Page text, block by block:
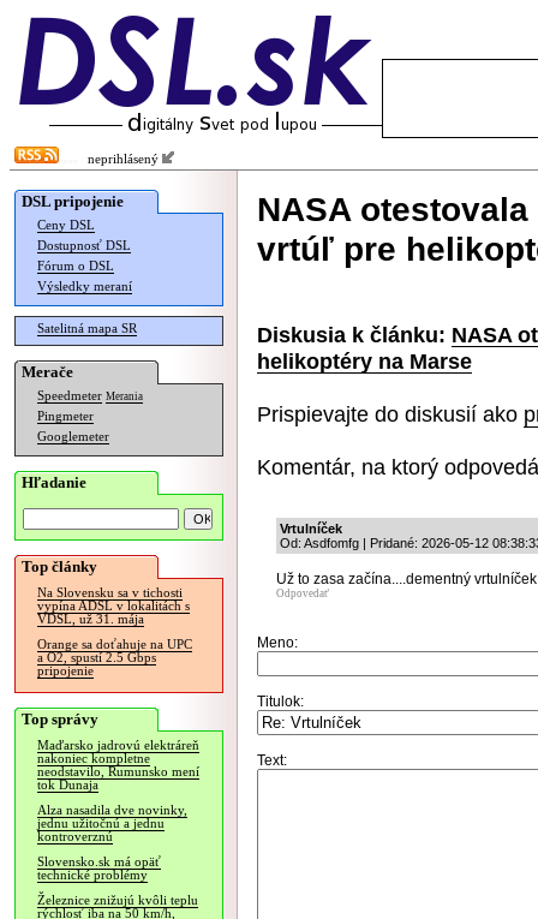
neprihlásený
DSL pripojenie
Ceny DSL
Dostupnosť DSL
Fórum o DSL
Výsledky meraní
Satelitná mapa SR
Merače
Speedmeter Merania
Pingmeter
Googlemeter
Hľadanie
Top články
Na Slovensku sa v tichosti
vypína ADSL v lokalitách s
VDSL, už 31. mája
Orange sa doťahuje na UPC
a O2, spustí 2.5 Gbps
pripojenie
Top správy
Maďarsko jadrovú elektráreň
nakoniec kompletne
neodstavilo, Rumunsko mení
tok Dunaja
Alza nasadila dve novinky,
jednu užitočnú a jednu
kontroverznú
Slovensko.sk má opäť
technické problémy
Železnice znižujú kvôli teplu
rýchlosť iba na 50 km/h,
NASA
vrtúľ pre
Diskusia k článku: NASA
helikoptéry na Marse
Prispievajte do diskusií ako
Komentár, na ktorý
Vrtulníček
Od: Asdfomfg | Pridané: 2026-05-12
Už to zasa začína....dementný
Odpovedať
Meno:
Titulok:
Text: